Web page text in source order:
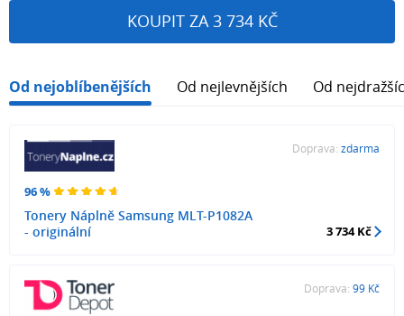
KOUPIT ZA 3 734 KČ
Od nejoblíbenějších Od nejlevnějších Od
96 %
Tonery Náplně Samsung MLT-P1082A
- originální
Doprava: zdarma
3 734 Kč
Doprava: 99 Kč